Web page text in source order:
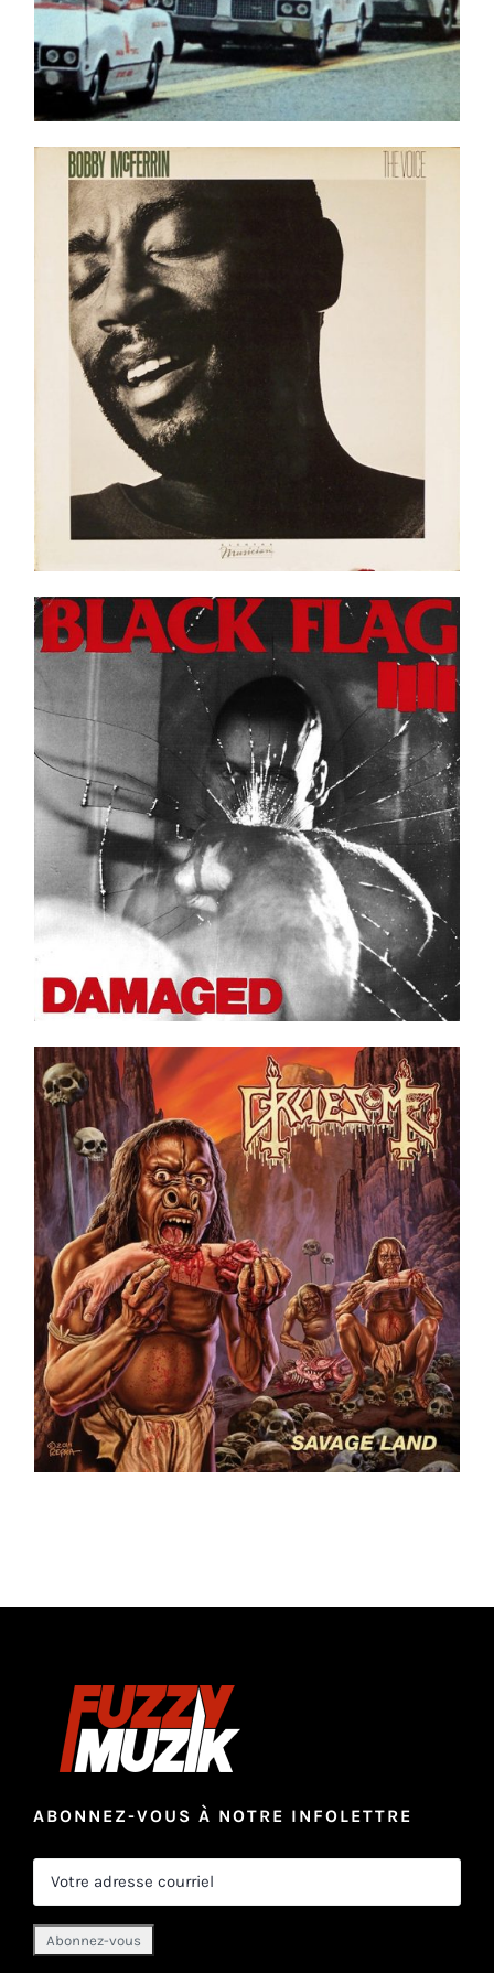
Bobby McFerrin – The Voice LP
Ajouter au panier
Black Flag – Damaged LP _ Neuf / New
Ajouter au panier Détails
Gruesome ‎– Savage Land LP _ Ltd. Ed. _ Green
Swamp
Ajouter au panier Détails
ABONNEZ-VOUS À NOTRE INFOLETTRE